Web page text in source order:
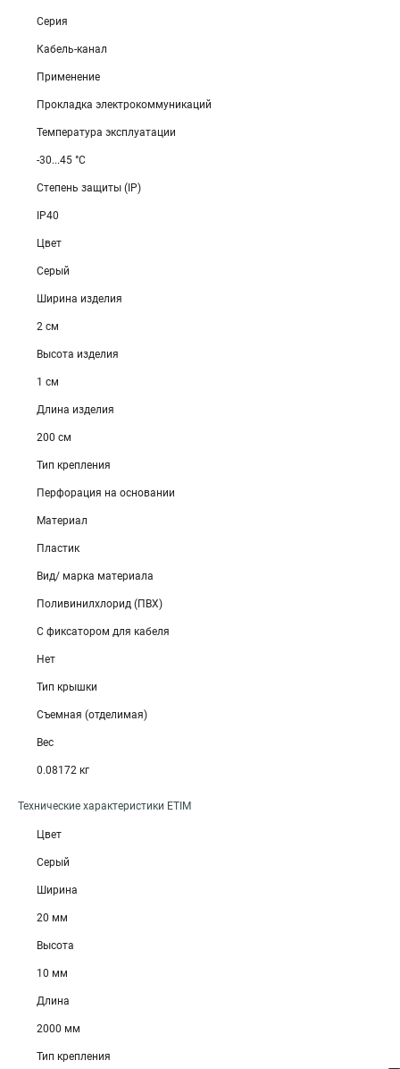
Серия
Кабель-канал
Применение
Прокладка электрокоммуникаций
Температура эксплуатации
-30...45 °C
Степень защиты (IP)
IP40
Цвет
Серый
Ширина изделия
2 см
Высота изделия
1 см
Длина изделия
200 см
Тип крепления
Перфорация на основании
Материал
Пластик
Вид/ марка материала
Поливинилхлорид (ПВХ)
С фиксатором для кабеля
Нет
Тип крышки
Съемная (отделимая)
Вес
0.08172 кг
Технические характеристики ETIM
Цвет
Серый
Ширина
20 мм
Высота
10 мм
Длина
2000 мм
Тип крепления